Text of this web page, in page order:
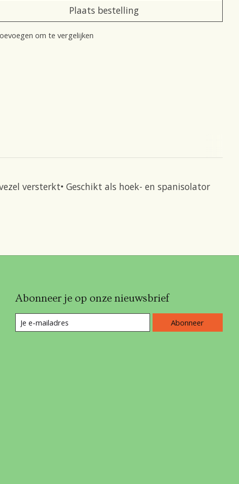
Plaats bestelling
om te vergelijken
versterkt• Geschikt als hoek- en spanisolator
Abonneer je op onze nieuwsbrief
Abonneer